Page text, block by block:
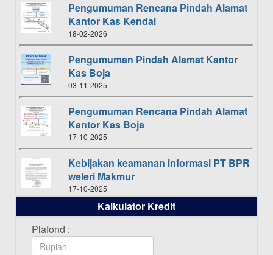
Pengumuman Rencana Pindah Alamat
Kantor Kas Kendal
18-02-2026
Pengumuman Pindah Alamat Kantor
Kas Boja
03-11-2025
Pengumuman Rencana Pindah Alamat
Kantor Kas Boja
17-10-2025
Kebijakan keamanan informasi PT BPR
weleri Makmur
17-10-2025
Daftar Pemenang Undian TAMASHA
Bulan Oktober 2025
16-10-2025
Kalkulator Kredit
Plafond :